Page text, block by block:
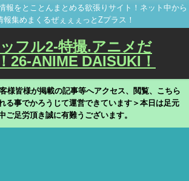
報をとことんまとめる欲張りサイト！ネット中から
報集めまくるぜぇぇぇっとZプラス！
フル2-特撮.アニメだ
26-ANIME DAISUKI！
様皆様が掲載の記事等へアクセス、閲覧、こちら
る事でかろうじて運営できています＞本日は足元
ご足労頂き誠に有難うございます。